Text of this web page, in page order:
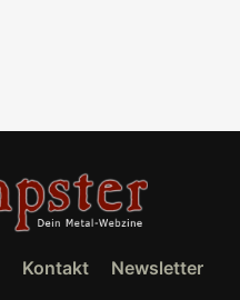
Kontakt Newsletter